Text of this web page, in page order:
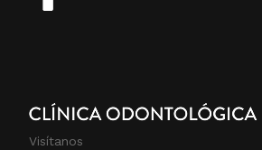
Visítanos